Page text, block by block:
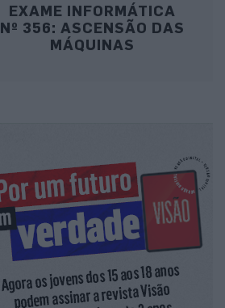
EXAME INFORMÁTICA
Nº 356: ASCENSÃO DAS
MÁQUINAS